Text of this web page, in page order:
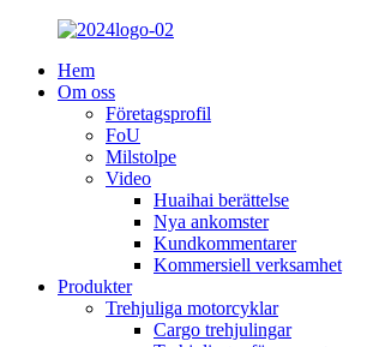
Hem
Om oss
Företagsprofil
FoU
Milstolpe
Video
Huaihai berättelse
Nya ankomster
Kundkommentarer
Kommersiell verksamhet
Produkter
Trehjuliga motorcyklar
Cargo trehjulingar